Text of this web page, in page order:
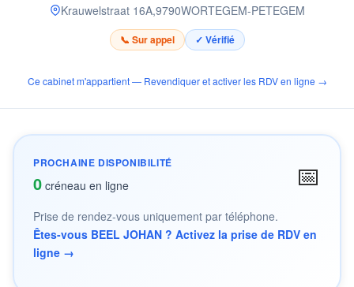
Krauwelstraat 16A,9790WORTEGEM-PETEGEM
📞 Sur appel ✓ Vérifié
Ce cabinet m'appartient — Revendiquer et activer les RDV en ligne →
PROCHAINE DISPONIBILITÉ
0 créneau en ligne 📅
Prise de rendez-vous uniquement par téléphone.
Êtes-vous BEEL JOHAN ? Activez la prise de RDV en
ligne →